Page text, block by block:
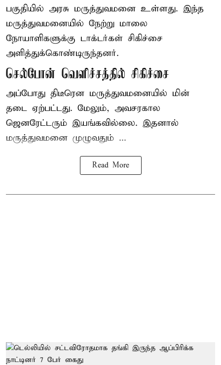
பகுதியில் அரசு மருத்துவமனை உள்ளது. இந்த
மருத்துவமனையில் நேற்று மாலை
நோயாளிகளுக்கு டாக்டர்கள் சிகிச்சை
அளித்துக்கொண்டிருந்தனர்.
செல்போன் வெளிச்சத்தில் சிகிச்சை
அப்போது திடீரென மருத்துவமனையில் மின்
தடை ஏற்பட்டது. மேலும், அவசரகால
ஜெனரேட்டரும் இயங்கவில்லை. இதனால்
மருத்துவமனை முழுவதும் ...
Read More